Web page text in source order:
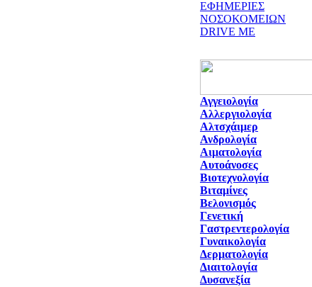
ΕΦΗΜΕΡΙΕΣ
ΝΟΣΟΚΟΜΕΙΩΝ
DRIVE ME
Αγγειολογία
Αλλεργιολογία
Αλτσχάιμερ
Ανδρολογία
Αιματολογία
Αυτοάνοσες
Βιοτεχνολογία
Βιταμίνες
Βελονισμός
Γενετική
Γαστρεντερολογία
Γυναικολογία
Δερματολογία
Διαιτολογία
Δυσανεξία